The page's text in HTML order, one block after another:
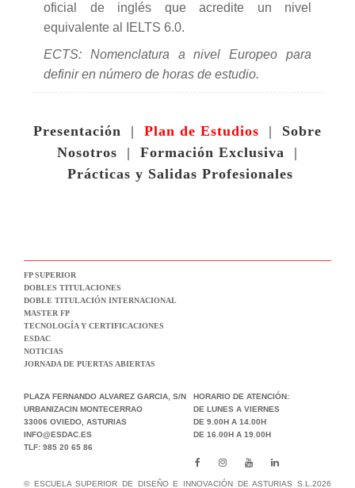
oficial de inglés que acredite un nivel
equivalente al IELTS 6.0.
ECTS: Nomenclatura a nivel Europeo para
definir en número de horas de estudio.
Presentación | Plan de Estudios | Sobre
Nosotros | Formación Exclusiva |
Prácticas y Salidas Profesionales
FP SUPERIOR
DOBLES TITULACIONES
DOBLE TITULACIÓN INTERNACIONAL
MASTER FP
TECNOLOGÍA Y CERTIFICACIONES
ESDAC
NOTICIAS
JORNADA DE PUERTAS ABIERTAS
PLAZA FERNANDO ALVAREZ GARCIA, S/N
URBANIZACIN MONTECERRAO
33006 OVIEDO, ASTURIAS
INFO@ESDAC.ES
TLF: 985 20 65 86
HORARIO DE ATENCIÓN:
DE LUNES A VIERNES
DE 9.00H A 14.00H
DE 16.00H A 19.00H
© ESCUELA SUPERIOR DE DISEÑO E INNOVACIÓN DE ASTURIAS S.L.2026